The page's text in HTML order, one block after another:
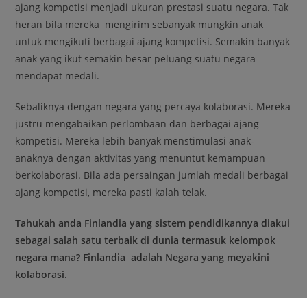
ajang kompetisi menjadi ukuran prestasi suatu negara. Tak
heran bila mereka mengirim sebanyak mungkin anak
untuk mengikuti berbagai ajang kompetisi. Semakin banyak
anak yang ikut semakin besar peluang suatu negara
mendapat medali.
Sebaliknya dengan negara yang percaya kolaborasi. Mereka
justru mengabaikan perlombaan dan berbagai ajang
kompetisi. Mereka lebih banyak menstimulasi anak-
anaknya dengan aktivitas yang menuntut kemampuan
berkolaborasi. Bila ada persaingan jumlah medali berbagai
ajang kompetisi, mereka pasti kalah telak.
Tahukah anda Finlandia yang sistem pendidikannya diakui
sebagai salah satu terbaik di dunia termasuk kelompok
negara mana? Finlandia adalah Negara yang meyakini
kolaborasi.